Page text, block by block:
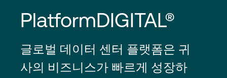
PlatformDIGITAL®
글로벌 데이터 센터 플랫폼은 귀
사의 비즈니스가 빠르게 성장하